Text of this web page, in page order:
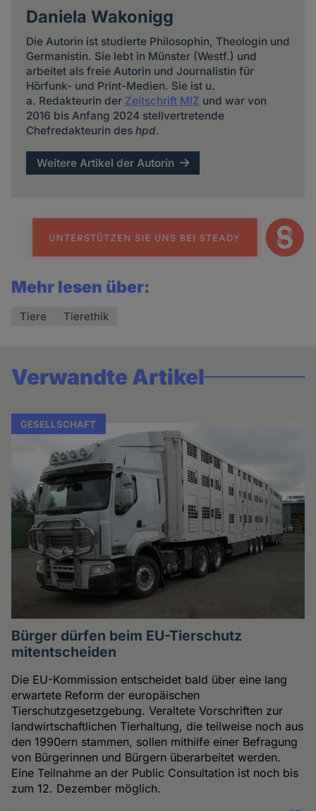
Daniela Wakonigg
Die Autorin ist studierte Philosophin, Theologin und
Germanistin. Sie lebt in Münster (Westf.) und
arbeitet als freie Autorin und Journalistin für
Hörfunk- und Print-Medien. Sie ist u.
a. Redakteurin der Zeitschrift MIZ und war von
2016 bis Anfang 2024 stellvertretende
Chefredakteurin des hpd.
Weitere Artikel der Autorin
Mehr lesen über:
Tiere Tierethik
Verwandte Artikel
GESELLSCHAFT
Bürger dürfen beim EU-Tierschutz
mitentscheiden
Die EU-Kommission entscheidet bald über eine lang
erwartete Reform der europäischen
Tierschutzgesetzgebung. Veraltete Vorschriften zur
landwirtschaftlichen Tierhaltung, die teilweise noch aus
den 1990ern stammen, sollen mithilfe einer Befragung
von Bürgerinnen und Bürgern überarbeitet werden.
Eine Teilnahme an der Public Consultation ist noch bis
zum 12. Dezember möglich.